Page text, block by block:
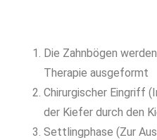
Die Zahnbögen
Therapie ausgeformt
Chirurgischer Eingriff
der Kiefer durch den
Settlingphase (Zur